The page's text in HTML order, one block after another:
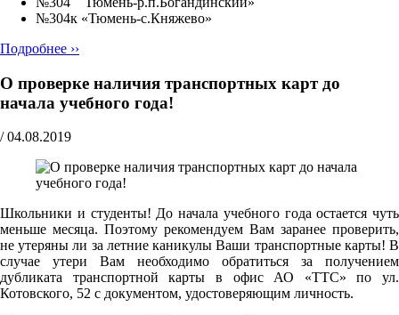
№304к «Тюмень-с.Княжево»
Подробнее ››
О проверке наличия транспортных карт до
начала учебного года!
/ 04.08.2019
Школьники и студенты! До начала учебного года остается чуть
меньше месяца. Поэтому рекомендуем Вам заранее проверить,
не утеряны ли за летние каникулы Ваши транспортные карты! В
случае утери Вам необходимо обратиться за получением
дубликата транспортной карты в офис АО «ТТС» по ул.
Котовского, 52 с документом, удостоверяющим личность.